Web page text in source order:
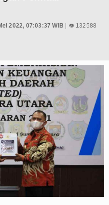
Bobby Nasution Minta
: Kemerdekaan
ke Pemandian Air
Nan Tujuh
Ringkus 3
Raducanu Absen di
Dikalahkan Inter Milan
2022, 07:03:37 WIB | 👁 132588